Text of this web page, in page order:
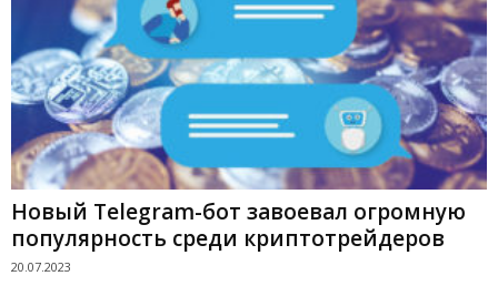
Новый Telegram-бот завоевал огромную
популярность среди криптотрейдеров
20.07.2023